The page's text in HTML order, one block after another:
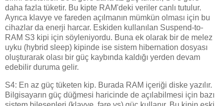
daha fazla tüketir. Bu kipte RAM'deki veriler canlı tutulur.
Ayrıca klavye ve fareden açılmanın mümkün olması için bu
cihazlar da enerji harcar. Eskiden kullanılan Suspend-to-
RAM S3 kipi için söyleniyordu. Buna ek olarak bir de melez
uyku (hybrid sleep) kipinde ise sistem hibernation dosyası
oluşturarak olası bir güç kaybında kaldığı yerden devam
edebilir duruma gelir.
S4: En az güç tüketen kip. Burada RAM içeriği diske yazılır.
Bilgisayarın güç düğmesi haricinde de açılabilmesi için bazı